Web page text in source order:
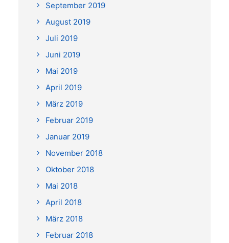
September 2019
August 2019
Juli 2019
Juni 2019
Mai 2019
April 2019
März 2019
Februar 2019
Januar 2019
November 2018
Oktober 2018
Mai 2018
April 2018
März 2018
Februar 2018